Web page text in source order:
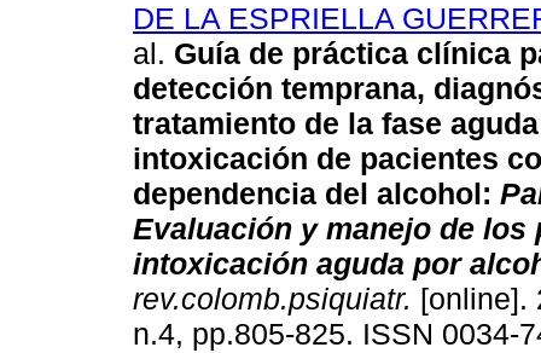
DE LA ESPRIELLA
al. Guía de práctica clínica
detección temprana,
tratamiento de la fase
intoxicación de pacientes
dependencia del alcohol:
Evaluación y manejo de los
intoxicación aguda por
rev.colomb.psiquiatr. [online].
n.4, pp.805-825. ISSN 0034-